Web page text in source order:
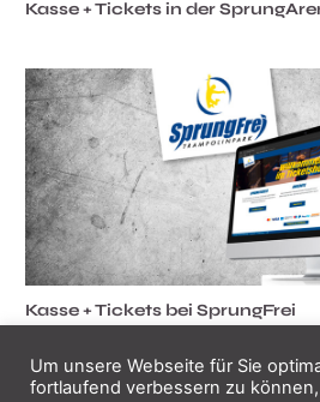
Kasse + Tickets in der
Kasse + Tickets bei SprungFrei
Um unsere Webseite für Sie
fortlaufend verbessern zu